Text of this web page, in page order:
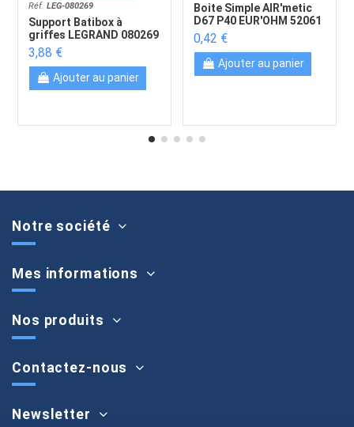
Réf.LEG-080269
Support Batibox à
griffes LEGRAND 080269
3,88 €
Ajouter au panier
Boite Simple AIR'metic
D67 P40 EUR'OHM 52061
0,42 €
Ajouter au panier
Notre société
Mes informations
Nos produits
Contactez-nous
Newsletter